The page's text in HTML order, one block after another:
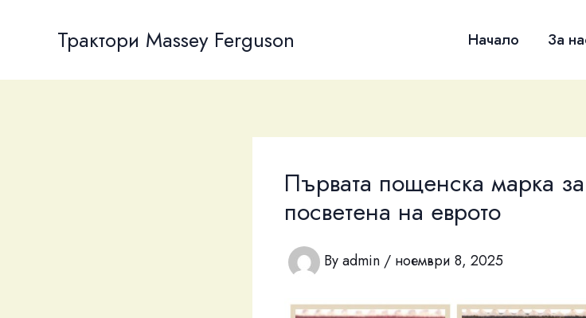
Трактори Massey Ferguson Начало За
Първата пощенска марка
посветена на еврото
Byadmin / ноември 8, 2025